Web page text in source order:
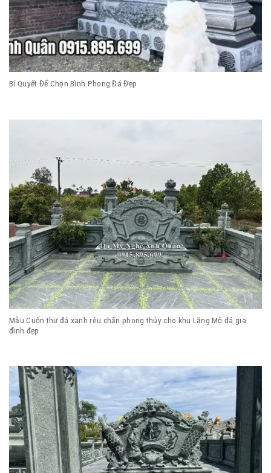
Bí Quyết Để Chọn Bình Phong Đá Đẹp
Mẫu Cuốn thư đá xanh rêu chấn phong thủy cho khu Lăng Mộ đá gia
đình đẹp